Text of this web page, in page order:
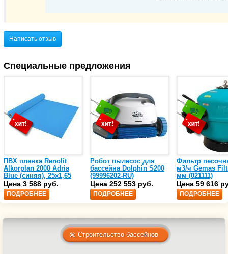
Написать отзыв
Специальные предложения
ПВХ пленка Renolit
Alkorplan 2000 Adria
Blue (синяя), 25х1,65
(35216203)
Цена 3 588 руб.
ПОДРОБНЕЕ
Робот пылесос для
бассейна Dolphin S200
(99996202-RU)
Цена 252 553 руб.
ПОДРОБНЕЕ
Фильтр
м3/ч Gemas
мм (021111)
Цена 59 616
ПОДРОБНЕЕ
Строительство бассейнов